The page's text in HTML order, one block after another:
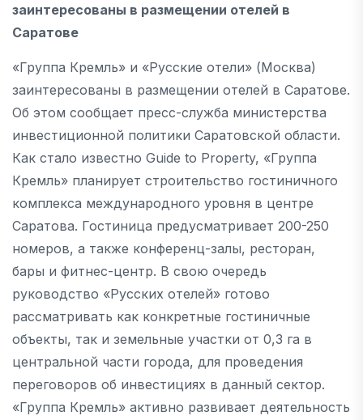
заинтересованы в размещении отелей в
Саратове
«Группа Кремль» и «Русские отели» (Москва)
заинтересованы в размещении отелей в Саратове.
Об этом сообщает пресс-служба министерства
инвестиционной политики Саратовской области.
Как стало известно Guide to Property, «Группа
Кремль» планирует строительство гостиничного
комплекса международного уровня в центре
Саратова. Гостиница предусматривает 200-250
номеров, а также конференц-залы, ресторан,
бары и фитнес-центр. В свою очередь
руководство «Русских отелей» готово
рассматривать как конкретные гостиничные
объекты, так и земельные участки от 0,3 га в
центральной части города, для проведения
переговоров об инвестициях в данный сектор.
«Группа Кремль» активно развивает деятельность